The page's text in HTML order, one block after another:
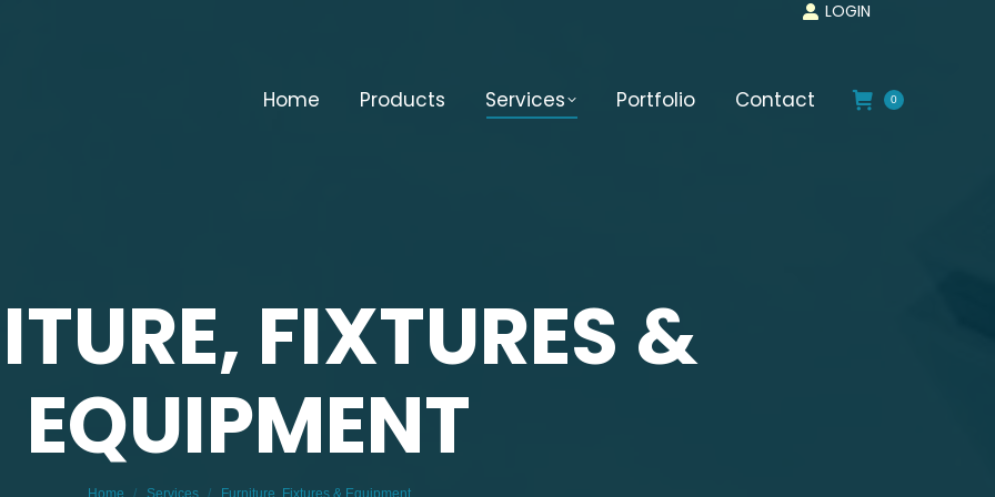
LOGIN
Home Products Services Portfolio Contact 0
FIXTURES &
EQUIPMENT
You are here:
Home Services Furniture, Fixtures & Equipment